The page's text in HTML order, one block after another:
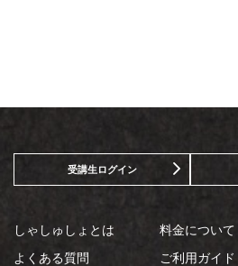
しゃしゅしょとは
料金について
よくある質問
ご利用ガイド
受講生ログイン